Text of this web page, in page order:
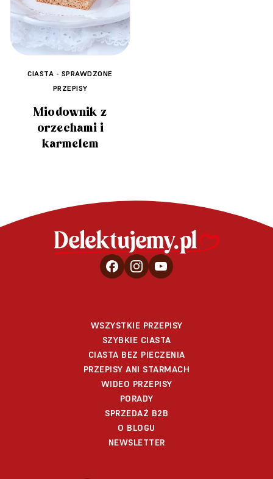
CIASTA - SPRAWDZONE
PRZEPISY
Miodownik z
orzechami i
karmelem
WSZYSTKIE PRZEPISY
SZYBKIE CIASTA
CIASTA BEZ PIECZENIA
PRZEPISY ANI STARMACH
WIDEO PRZEPISY
PORADY
SPRZEDAŻ B2B
O BLOGU
NEWSLETTER